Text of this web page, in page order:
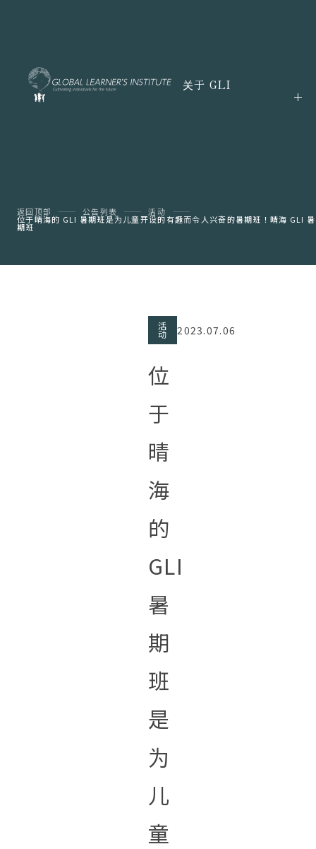
关于 GLI
返回顶部 公告列表 活动
位于晴海的 GLI 暑期班是为儿童开设的有趣而令人兴奋的暑期班！晴海 GLI 暑
期班
活
动 2023.07.06
位
于
晴
海
的
GLI
暑
期
班
是
为
儿
童